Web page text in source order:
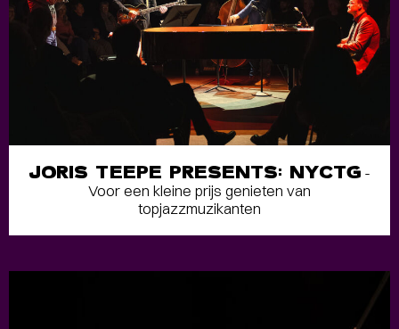
JORIS TEEPE PRESENTS: NYCTG-
Voor een kleine prijs genieten van
topjazzmuzikanten